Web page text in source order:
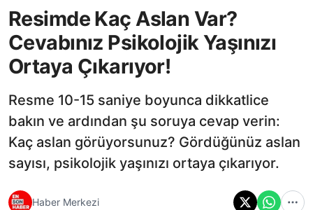
Resimde Kaç Aslan Var?
Cevabınız Psikolojik Yaşınızı
Ortaya Çıkarıyor!
Resme 10-15 saniye boyunca dikkatlice
bakın ve ardından şu soruya cevap verin:
Kaç aslan görüyorsunuz? Gördüğünüz aslan
sayısı, psikolojik yaşınızı ortaya çıkarıyor.
Haber Merkezi